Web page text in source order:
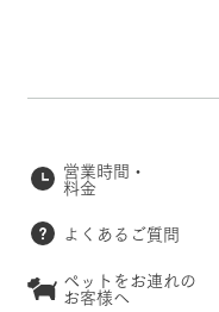
営業時間・
料金
よくあるご質問
ペットをお連れの
お客様へ